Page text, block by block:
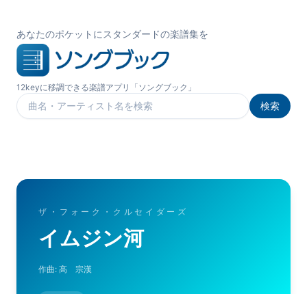
あなたのポケットにスタンダードの楽譜集を
12keyに移調できる楽譜アプリ「ソングブック」
楽曲を検索
検索
ザ・フォーク・クルセイダーズ
イムジン河
作曲: 高 宗漢